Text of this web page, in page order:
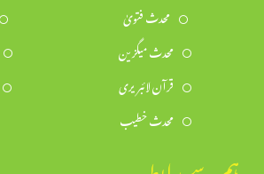
محدث فتویٰ
محدث میگزین
قرآن لائبریری
محدث خطیب